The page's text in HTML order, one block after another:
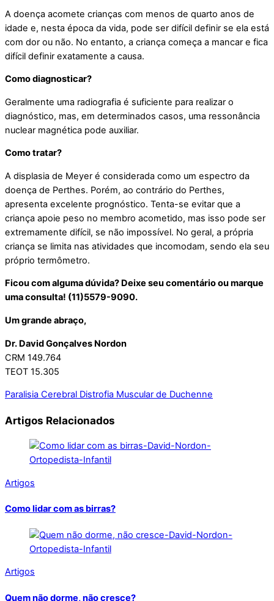
A doença acomete crianças com menos de quarto anos de
idade e, nesta época da vida, pode ser difícil definir se ela está
com dor ou não. No entanto, a criança começa a mancar e fica
difícil definir exatamente a causa.
Como diagnosticar?
Geralmente uma radiografia é suficiente para realizar o
diagnóstico, mas, em determinados casos, uma ressonância
nuclear magnética pode auxiliar.
Como tratar?
A displasia de Meyer é considerada como um espectro da
doença de Perthes. Porém, ao contrário do Perthes,
apresenta excelente prognóstico. Tenta-se evitar que a
criança apoie peso no membro acometido, mas isso pode ser
extremamente difícil, se não impossível. No geral, a própria
criança se limita nas atividades que incomodam, sendo ela seu
próprio termômetro.
Ficou com alguma dúvida? Deixe seu comentário ou marque
uma consulta! (11)5579-9090.
Um grande abraço,
Dr. David Gonçalves Nordon
CRM 149.764
TEOT 15.305
Paralisia Cerebral Distrofia Muscular de Duchenne
Artigos Relacionados
Artigos
Como lidar com as birras?
Artigos
Quem não dorme, não cresce?